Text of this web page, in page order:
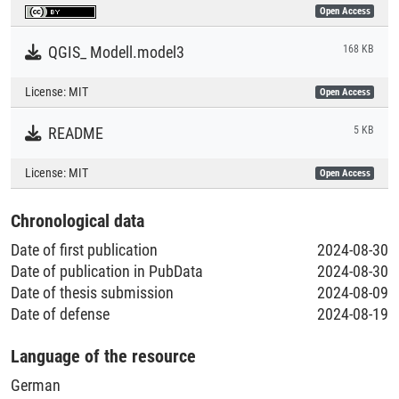
Open Access
QGIS_ Modell.model3 168 KB
License: MIT Open Access
README 5 KB
License: MIT Open Access
Chronological data
Date of first publication
2024-08-30
Date of publication in PubData
2024-08-30
Date of thesis submission
2024-08-09
Date of defense
2024-08-19
Language of the resource
German
available, can also be used for cities other than Hamburg.
Literaturpublikationen